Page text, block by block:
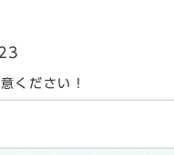
ください！